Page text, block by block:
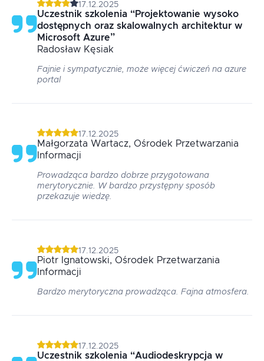
17.12.2025
Uczestnik szkolenia “Projektowanie wysoko
dostępnych oraz skalowalnych architektur w
Microsoft Azure”
Radosław Kęsiak
Fajnie i sympatycznie, może więcej ćwiczeń na azure
portal
17.12.2025
Małgorzata Wartacz, Ośrodek Przetwarzania
Informacji
Prowadząca bardzo dobrze przygotowana
merytorycznie. W bardzo przystępny sposób
przekazuje wiedzę.
17.12.2025
Piotr Ignatowski, Ośrodek Przetwarzania
Informacji
Bardzo merytoryczna prowadząca. Fajna atmosfera.
17.12.2025
Uczestnik szkolenia “Audiodeskrypcja w